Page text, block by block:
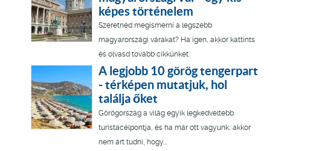
képes történelem
Szeretnéd megismerni a legszebb
magyarországi várakat? Ha igen, akkor kattints
és olvasd tovább cikkünket.
A legjobb 10 görög tengerpart
- térképen mutatjuk, hol
találja őket
Görögország a világ egyik legkedveltebb
turistacélpontja, és ha már ott vagyunk, akkor
nem árt tudni, hogy...